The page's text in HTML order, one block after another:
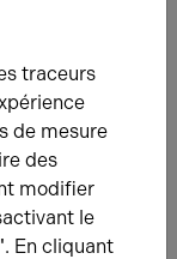
traceurs
de mesure
des
modifier
le
. En cliquant